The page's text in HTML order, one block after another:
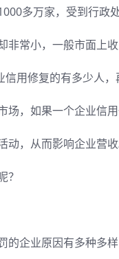
多万家，受到行政
非常小，一般市面上
用修复的有多少人
场，如果一个企业信
，从而影响企业营收
？
企业原因有多种多